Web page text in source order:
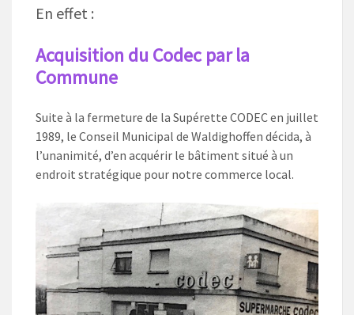
En effet :
Acquisition du Codec par la
Commune
Suite à la fermeture de la Supérette CODEC en juillet
1989, le Conseil Municipal de Waldighoffen décida, à
l’unanimité, d’en acquérir le bâtiment situé à un
endroit stratégique pour notre commerce local.